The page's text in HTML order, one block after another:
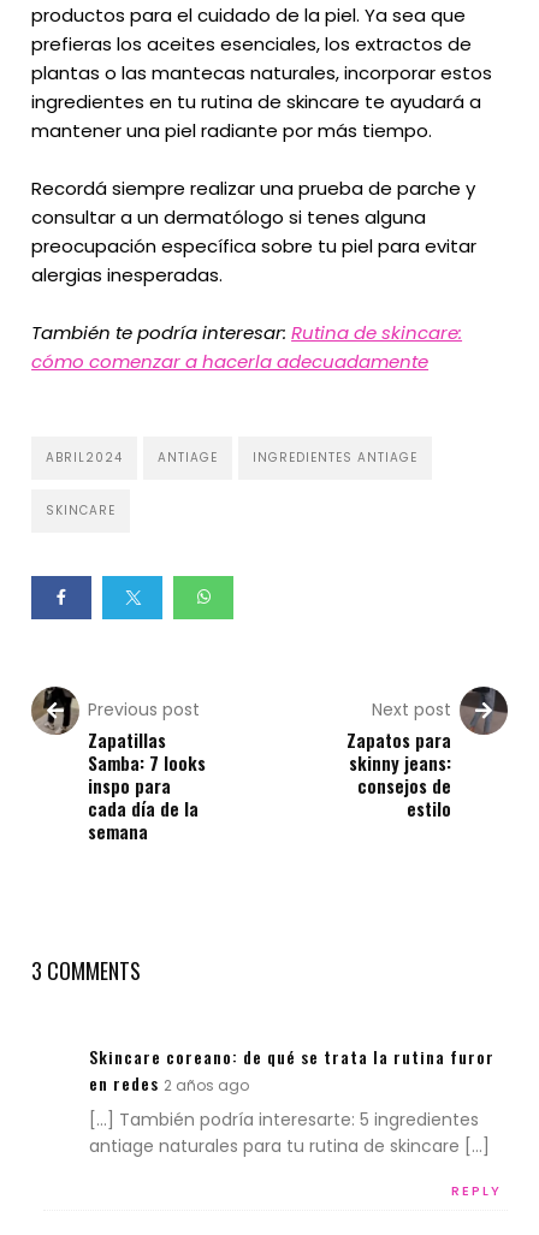
productos para el cuidado de la piel. Ya sea que
prefieras los aceites esenciales, los extractos de
plantas o las mantecas naturales, incorporar estos
ingredientes en tu rutina de skincare te ayudará a
mantener una piel radiante por más tiempo.
Recordá siempre realizar una prueba de parche y
consultar a un dermatólogo si tenes alguna
preocupación específica sobre tu piel para evitar
alergias inesperadas.
También te podría interesar:Rutina de skincare:
cómo comenzar a hacerla adecuadamente
ABRIL2024 ANTIAGE INGREDIENTES ANTIAGE
SKINCARE
Previous post
Zapatillas
Samba: 7 looks
inspo para
cada día de la
semana
Next post
Zapatos para
skinny jeans:
consejos de
estilo
3 COMMENTS
Skincare coreano: de qué se trata la rutina furor
en redes 2 años ago
REPLY
[…] También podría interesarte: 5 ingredientes
antiage naturales para tu rutina de skincare […]